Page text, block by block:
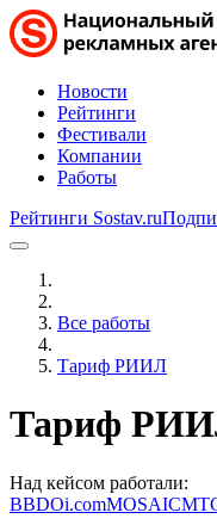
Новости
Рейтинги
Фестивали
Компании
Работы
Рейтинги Sostav.ru
Все работы
Тариф РИИЛ
Тариф
Над кейсом работали:
BBDOi.comMOSAIC